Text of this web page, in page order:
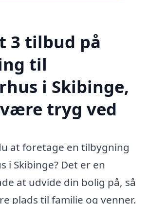
3 tilbud på
til
i Skibinge,
tryg ved
at foretage en tilbygning
i Skibinge? Det er en
at udvide din bolig på, så
plads til familie og venner.